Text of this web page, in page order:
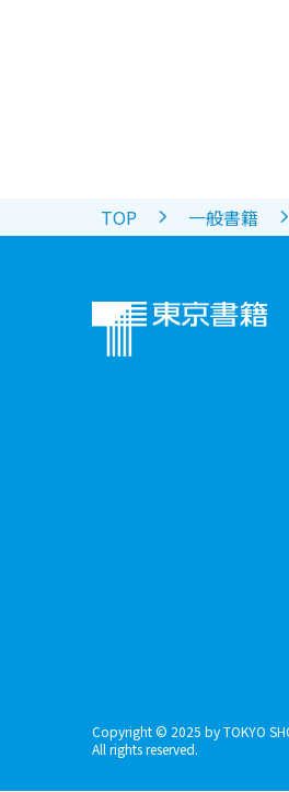
TOP 一般書籍
Copyright © 2025 by TOKYO
All rights reserved.